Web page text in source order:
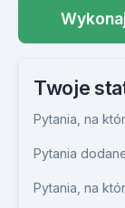
Twoje
Pytania, na
Pytania
Pytania, na